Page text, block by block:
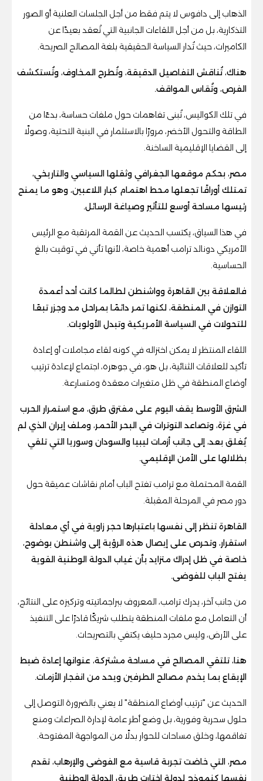
الذهاب إلى دافوس لا يتم فقط من أجل الجلسات العلنية أو الصور
التذكارية، بل من أجل اللقاءات الجانبية التي تُعقد بعيدًا عن
الكاميرات، حيث تُدار السياسة الحقيقية بلغة المصالح الصريحة.
هناك، تُناقش التفاصيل الدقيقة، وتُطرح المخاوف، وتُستكشف
الفرص، وتُقاس المواقف.
في تلك الكواليس، تُبنى تفاهمات حول ملفات حساسة، بدءًا من
الطاقة والتحول الأخضر، مرورًا بالاستثمار في البنية التحتية، وصولًا
إلى القضايا الإقليمية الساخنة.
مصر، بحكم موقعها الجغرافي وثقلها السياسي والتاريخي،
تمتلك أوراقًا تجعلها محط اهتمام كبار اللاعبين، وهو ما يمنح
رئيسها مساحة أوسع للتأثير وصياغة الرسائل.
في هذا السياق، يكتسب الحديث عن القمة المرتقبة مع الرئيس
الأمريكي دونالد ترامب أهمية خاصة، لأنها تأتي في توقيت بالغ
الحساسية.
فالعلاقة بين القاهرة وواشنطن لطالما كانت أحد أعمدة
التوازن في المنطقة، لكنها تمر دائمًا بمراحل مد وجزر تبعًا
للتحولات في السياسة الأمريكية وتبدل الأولويات.
اللقاء المنتظر لا يمكن اختزاله في كونه لقاء مجاملات أو إعادة
تأكيد للعلاقات الثنائية، بل هو، في جوهره، اجتماع لإعادة ترتيب
أوضاع المنطقة في ظل متغيرات معقدة ومتسارعة.
الشرق الأوسط يقف اليوم على مفترق طرق، مع استمرار الحرب
في غزة، وتصاعد التوترات في البحر الأحمر، وملف إيران الذي لم
يُغلق بعد، إلى جانب أزمات ليبيا والسودان وسوريا التي تلقي
بظلالها على الأمن الإقليمي.
القمة المحتملة مع ترامب تفتح الباب أمام نقاشات عميقة حول
دور مصر في المرحلة المقبلة.
القاهرة تنظر إلى نفسها باعتبارها حجر زاوية في أي معادلة
استقرار، وتحرص على إيصال هذه الرؤية إلى واشنطن بوضوح،
خاصة في ظل إدراك متزايد بأن غياب الدولة الوطنية القوية
يفتح الباب للفوضى.
من جانب آخر، يدرك ترامب، المعروف ببراجماتيته وتركيزه على النتائج،
أن التعامل مع ملفات المنطقة يتطلب شريكًا قادرًا على التنفيذ
على الأرض، وليس مجرد حليف يكتفي بالتصريحات.
هنا، تلتقي المصالح في مساحة مشتركة، عنوانها إعادة ضبط
الإيقاع بما يخدم مصالح الطرفين ويحد من انفجار الأزمات.
الحديث عن "ترتيب أوضاع المنطقة" لا يعني بالضرورة التوصل إلى
حلول سحرية وفورية، بل وضع أطر عامة لإدارة الصراعات ومنع
تفاقمها، وخلق مساحات للحوار بدلًا من المواجهة المفتوحة.
مصر، التي خاضت تجربة قاسية مع الفوضى والإرهاب، تقدم
نفسها كنموذج لدولة اختارت طريق الدولة الوطنية